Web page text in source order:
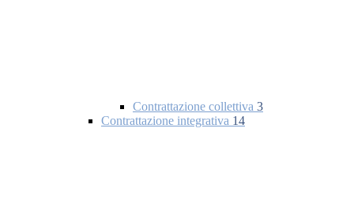
Contrattazione collettiva 3
Contrattazione integrativa 14